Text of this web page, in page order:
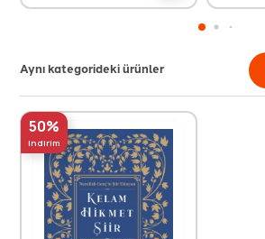
Aynı kategorideki ürünler
50%
indirim